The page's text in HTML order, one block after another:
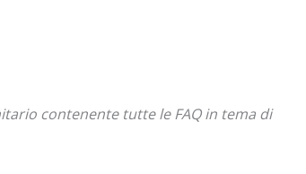
contenente tutte le FAQ in tema di